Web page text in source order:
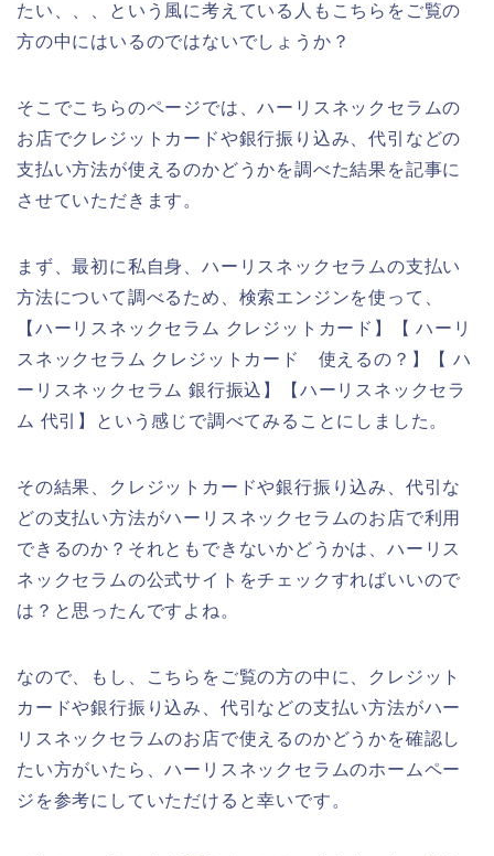
たい、、、という風に考えている人もこちらをご覧の
方の中にはいるのではないでしょうか？
そこでこちらのページでは、ハーリスネックセラムの
お店でクレジットカードや銀行振り込み、代引などの
支払い方法が使えるのかどうかを調べた結果を記事に
させていただきます。
まず、最初に私自身、ハーリスネックセラムの支払い
方法について調べるため、検索エンジンを使って、
【ハーリスネックセラム クレジットカード】【 ハーリ
スネックセラム クレジットカード 使えるの？】【 ハ
ーリスネックセラム 銀行振込】【ハーリスネックセラ
ム 代引】という感じで調べてみることにしました。
その結果、クレジットカードや銀行振り込み、代引な
どの支払い方法がハーリスネックセラムのお店で利用
できるのか？それともできないかどうかは、ハーリス
ネックセラムの公式サイトをチェックすればいいので
は？と思ったんですよね。
なので、もし、こちらをご覧の方の中に、クレジット
カードや銀行振り込み、代引などの支払い方法がハー
リスネックセラムのお店で使えるのかどうかを確認し
たい方がいたら、ハーリスネックセラムのホームペー
ジを参考にしていただけると幸いです。